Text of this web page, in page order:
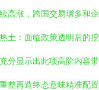
高涨，跨国交易增多和
土：面临政策透明后的
分显示出此项高阶内容
整再造终态意味精准配